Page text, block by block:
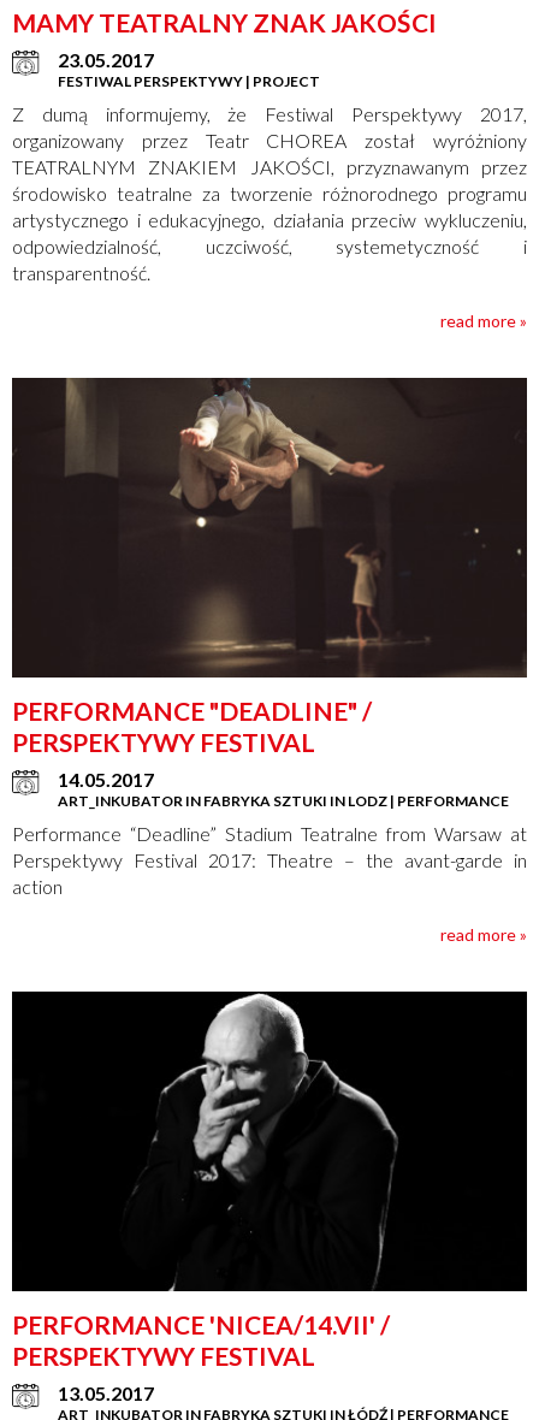
MAMY TEATRALNY ZNAK JAKOŚCI
23.05.2017
FESTIWAL PERSPEKTYWY | PROJECT
Z dumą informujemy, że Festiwal Perspektywy 2017,
organizowany przez Teatr CHOREA został wyróżniony
TEATRALNYM ZNAKIEM JAKOŚCI, przyznawanym przez
środowisko teatralne za tworzenie różnorodnego programu
artystycznego i edukacyjnego, działania przeciw wykluczeniu,
odpowiedzialność, uczciwość, systemetyczność i
transparentność.
read more »
PERFORMANCE "DEADLINE" /
PERSPEKTYWY FESTIVAL
14.05.2017
ART_INKUBATOR IN FABRYKA SZTUKI IN LODZ | PERFORMANCE
Performance “Deadline” Stadium Teatralne from Warsaw at
Perspektywy Festival 2017: Theatre – the avant-garde in
action
read more »
PERFORMANCE 'NICEA/14.VII' /
PERSPEKTYWY FESTIVAL
13.05.2017
ART_INKUBATOR IN FABRYKA SZTUKI IN ŁÓDŹ | PERFORMANCE